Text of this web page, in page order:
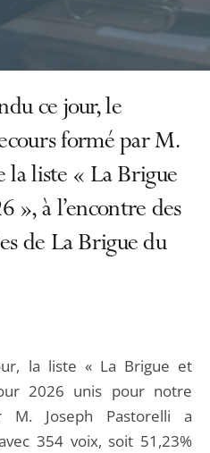
ce jour, le
formé par M.
la liste « La Brigue
», à l’encontre des
de La Brigue du
la liste « La Brigue et
2026 unis pour notre
Joseph Pastorelli a
354 voix, soit 51,23%